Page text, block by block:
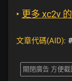
‣ 更多 xc2v
文章代碼(AID):
關閉廣告 方便截